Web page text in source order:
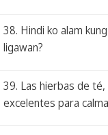
38. Hindi ko alam
ligawan?
39. Las hierbas de té,
excelentes para